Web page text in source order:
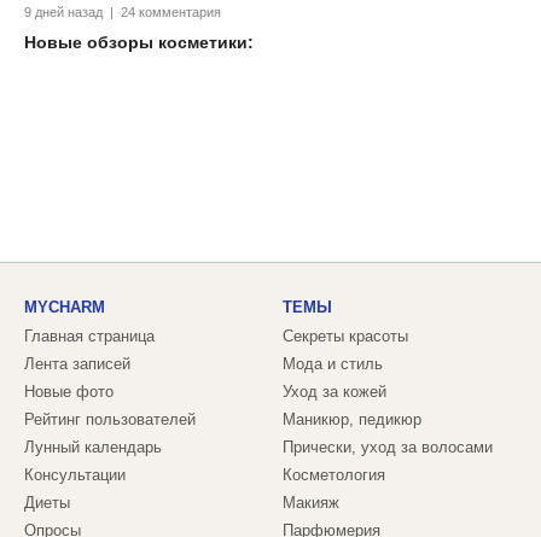
9 дней назад | 24 комментария
Новые обзоры косметики:
MYCHARM
Главная страница
Лента записей
Новые фото
Рейтинг пользователей
Лунный календарь
Консультации
Диеты
Опросы
ТЕМЫ
Секреты красоты
Мода и стиль
Уход за кожей
Маникюр, педикюр
Прически, уход за волосами
Косметология
Макияж
Парфюмерия